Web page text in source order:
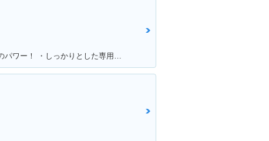
満足ポイント:・国産250オフ最強のパワー！ ・しっかりとした専用設計の足回り！ ・スタイルよすぎ！ノーマル車でもめちゃカッコイイ！！ ・アフターパーツも250オフの中では多い方！ ・メンテサイクル長いから楽！ ・デカールでイメチェンし放題だから飽きが来ない！ ・ネットで情報集めがしやすい（ユーザーが多い）